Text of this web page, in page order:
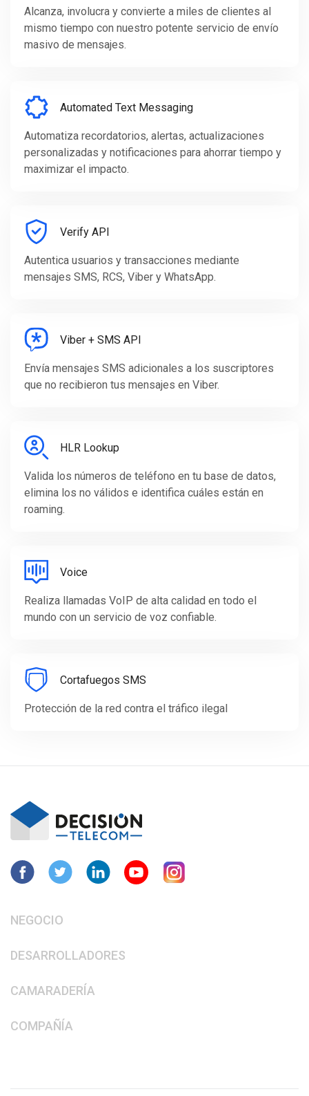
Alcanza, involucra y convierte a miles de clientes al
mismo tiempo con nuestro potente servicio de envío
masivo de mensajes.
Automated Text Messaging
Automatiza recordatorios, alertas, actualizaciones
personalizadas y notificaciones para ahorrar tiempo y
maximizar el impacto.
Verify API
Autentica usuarios y transacciones mediante
mensajes SMS, RCS, Viber y WhatsApp.
Viber + SMS API
Envía mensajes SMS adicionales a los suscriptores
que no recibieron tus mensajes en Viber.
HLR Lookup
Valida los números de teléfono en tu base de datos,
elimina los no válidos e identifica cuáles están en
roaming.
Voice
Realiza llamadas VoIP de alta calidad en todo el
mundo con un servicio de voz confiable.
Cortafuegos SMS
Protección de la red contra el tráfico ilegal
NEGOCIO
DESARROLLADORES
CAMARADERÍA
COMPAÑÍA